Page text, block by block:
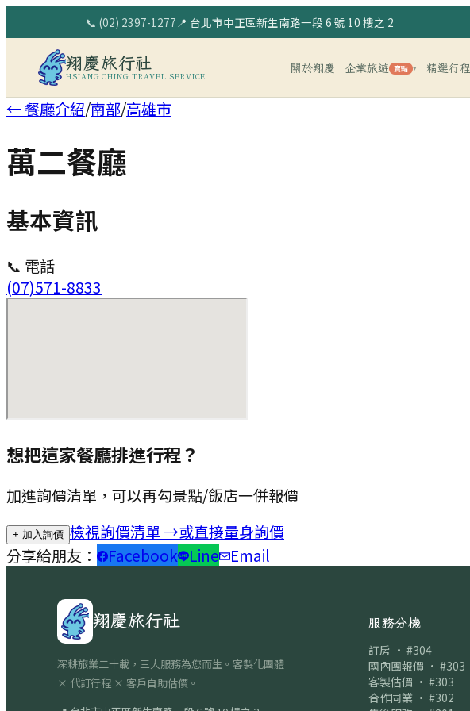
📞 (02) 2397-1277📍 台北市中正區新生南路一段 6 號 10 樓之 2
翔慶旅行社
HSIANG CHING TRAVEL SERVICE
關於翔慶 企業旅遊 賣點 ▾ 精選行程
← 餐廳介紹/南部/高雄市
萬二餐廳
基本資訊
📞 電話
(07)571-8833
想把這家餐廳排進行程？
加進詢價清單，可以再勾景點/飯店一併報價
+ 加入詢價 檢視詢價清單 →或直接量身詢價
分享給朋友：
Facebook Line Email
翔慶旅行社
深耕旅業二十載，三大服務為您而生。客製化團體
× 代訂行程 × 客戶自助估價。
服務分機
訂房 · #304
國內團報價 · #303
客製估價 · #303
合作同業 · #302